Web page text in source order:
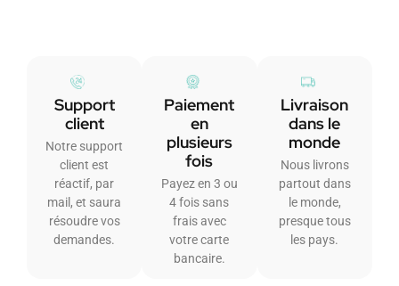
Support
client
Notre support
client est
réactif, par
mail, et saura
résoudre vos
demandes.
Paiement
en
plusieurs
fois
Payez en 3 ou
4 fois sans
frais avec
votre carte
bancaire.
Livraison
dans le
monde
Nous livrons
partout dans
le monde,
presque tous
les pays.